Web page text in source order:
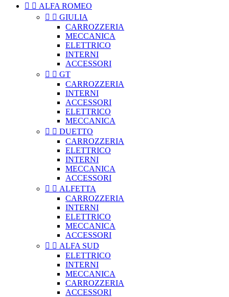
  ALFA ROMEO
  GIULIA
CARROZZERIA
MECCANICA
ELETTRICO
INTERNI
ACCESSORI
  GT
CARROZZERIA
INTERNI
ACCESSORI
ELETTRICO
MECCANICA
  DUETTO
CARROZZERIA
ELETTRICO
INTERNI
MECCANICA
ACCESSORI
  ALFETTA
CARROZZERIA
INTERNI
ELETTRICO
MECCANICA
ACCESSORI
  ALFA SUD
ELETTRICO
INTERNI
MECCANICA
CARROZZERIA
ACCESSORI